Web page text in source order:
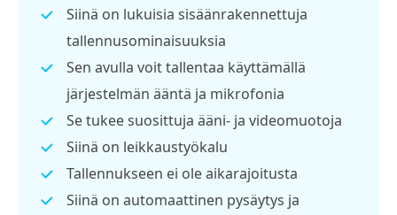
Siinä on lukuisia sisäänrakennettuja
tallennusominaisuuksia
Sen avulla voit tallentaa käyttämällä
järjestelmän ääntä ja mikrofonia
Se tukee suosittuja ääni- ja videomuotoja
Siinä on leikkaustyökalu
Tallennukseen ei ole aikarajoitusta
Siinä on automaattinen pysäytys ja